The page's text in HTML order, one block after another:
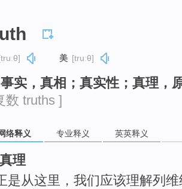
美 [truːθ]
实，真相；真实性；真理，
数 truths ]
络释义 专业释义 英英释义
真理
是从这里，我们应该理解列